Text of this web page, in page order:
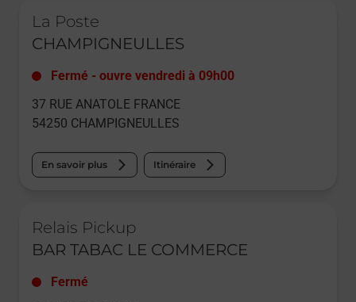
La Poste
CHAMPIGNEULLES
Fermé - ouvre vendredi à 09h00
37 RUE ANATOLE FRANCE
54250 CHAMPIGNEULLES
En savoir plus Itinéraire
Relais Pickup
BAR TABAC LE COMMERCE
Fermé